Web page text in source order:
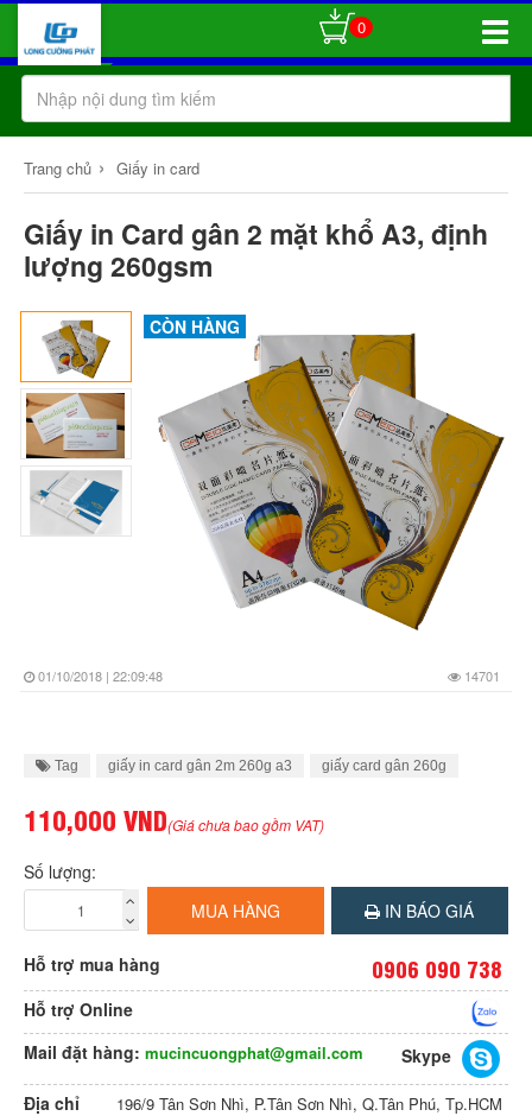
Toggle
0
Trang chủ › Giấy in card
Giấy in Card gân 2 mặt khổ A3, định
lượng 260gsm
CÒN HÀNG
01/10/2018 | 22:09:48 14701
Tag giấy in card gân 2m 260g a3 giấy card gân 260g
110,000 VND(Giá chưa bao gồm VAT)
Số lượng:
MUA HÀNG
IN BÁO GIÁ
Hỗ trợ mua hàng 0906 090 738
Hỗ trợ Online
Mail đặt hàng: mucincuongphat@gmail.com
Skype
Địa chỉ
196/9 Tân Sơn Nhì, P.Tân Sơn Nhì, Q.Tân Phú, Tp.HCM